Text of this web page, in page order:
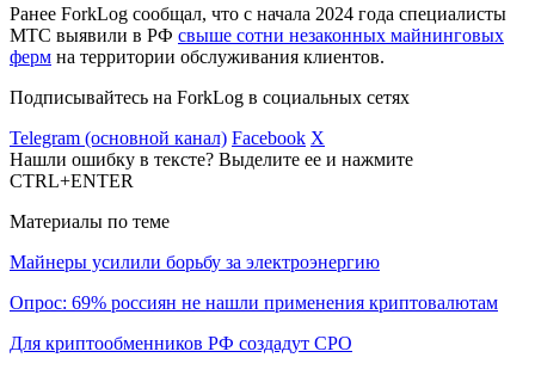
Ранее ForkLog сообщал, что с начала 2024 года специалисты
МТС выявили в РФ свыше сотни незаконных майнинговых
ферм на территории обслуживания клиентов.
Подписывайтесь на ForkLog в социальных сетях
Telegram (основной канал) Facebook X
Нашли ошибку в тексте? Выделите ее и нажмите
CTRL+ENTER
Материалы по теме
Майнеры усилили борьбу за электроэнергию
Опрос: 69% россиян не нашли применения криптовалютам
Для криптообменников РФ создадут СРО